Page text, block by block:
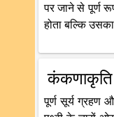
पर जाने से पूर्ण
होता बल्कि
कंकणाकृति
पूर्ण सूर्य ग्रहण